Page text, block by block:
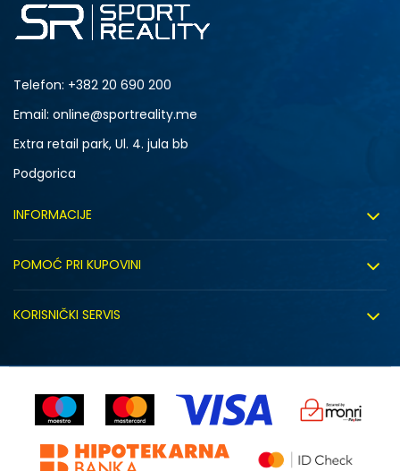
Telefon: +382 20 690 200
Email: online@sportreality.me
Extra retail park, Ul. 4. jula bb
Podgorica
INFORMACIJE
Zapošljavanje
Sindikalna prodaja
Kontakt
Prodavnice
POMOĆ PRI KUPOVINI
Kako kupiti
Uputstvo za registraciju
KORISNIČKI SERVIS
Reklamacije
Povrat robe i povrat sredstava